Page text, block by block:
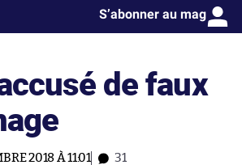
S’abonner au mag
de faux
2018 À 11:01 31